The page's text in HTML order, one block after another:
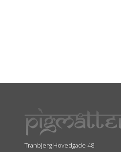
Tranbjerg Hovedgade 48